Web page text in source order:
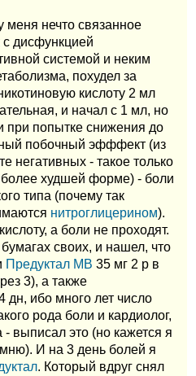
нечто связанное
дисфункцией
системой и неким
похудел за
кислоту 2 мл
и начал с 1 мл, но
попытке снижения до
побочный эфффект (из
негативных - такое только
худшей форме) - боли
типа (почему так
нитроглицерином).
а боли не проходят.
своих, и нашел, что
Предуктал МВ 35 мг 2 р в
3), а также
дн, ибо много лет число
рода боли и кардиолог,
- выписал это (но кажется я
И на 3 день болей я
. Который вдруг снял